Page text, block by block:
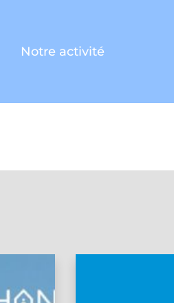
Notre activité